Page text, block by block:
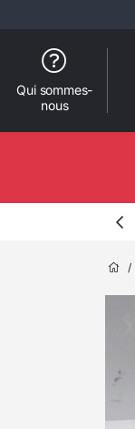
Qui sommes-
nous
/